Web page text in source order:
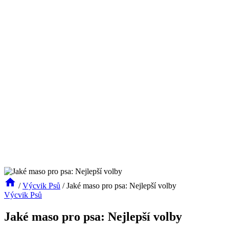
/ Výcvik Psů / Jaké maso pro psa: Nejlepší volby
Výcvik Psů
Jaké maso pro psa: Nejlepší volby